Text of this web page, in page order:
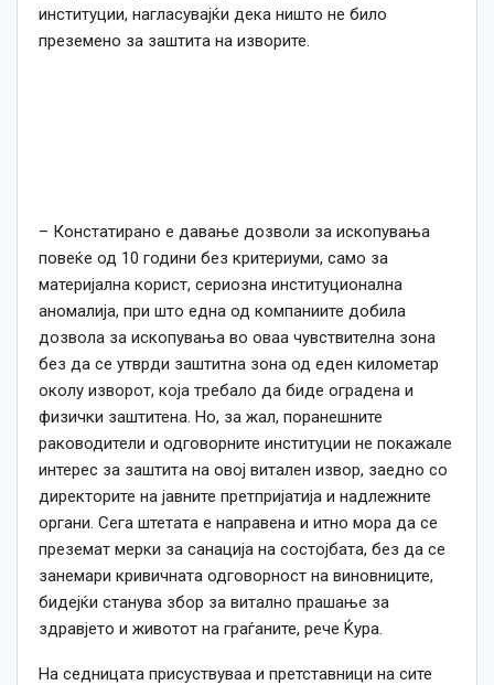
институции, нагласувајќи дека ништо не било
преземено за заштита на изворите.
– Констатирано е давање дозволи за ископувања
повеќе од 10 години без критериуми, само за
материјална корист, сериозна институционална
аномалија, при што една од компаниите добила
дозвола за ископувања во оваа чувствителна зона
без да се утврди заштитна зона од еден километар
околу изворот, која требало да биде оградена и
физички заштитена. Но, за жал, поранешните
раководители и одговорните институции не покажале
интерес за заштита на овој витален извор, заедно со
директорите на јавните претпријатија и надлежните
органи. Сега штетата е направена и итно мора да се
преземат мерки за санација на состојбата, без да се
занемари кривичната одговорност на виновниците,
бидејќи станува збор за витално прашање за
здравјето и животот на граѓаните, рече Ќура.
На седницата присуствуваа и претставници на сите